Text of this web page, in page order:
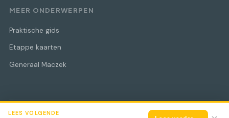
MEER ONDERWERPEN
Praktische gids
Etappe kaarten
Generaal Maczek
© 2026 Maczek Bevrijdingstocht Alle rechten voorbehouden.
LEES VOLGENDE